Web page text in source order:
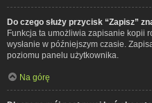
Do czego służy przycisk “Zapisz”
Funkcja ta umożliwia zapisanie kopii
wysłanie w późniejszym czasie.
poziomu panelu użytkownika.
Na górę